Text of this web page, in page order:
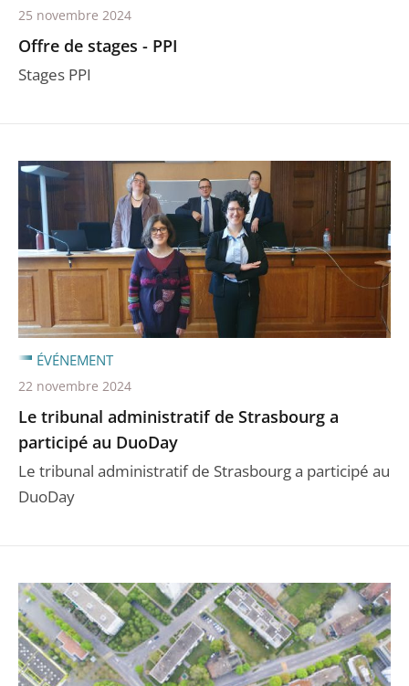
Offre de stages - PPI
Stages PPI
25 novembre 2024
Le tribunal administratif de Strasbourg a
participé au DuoDay
Le tribunal administratif de Strasbourg a participé au
DuoDay
ÉVÉNEMENT
22 novembre 2024